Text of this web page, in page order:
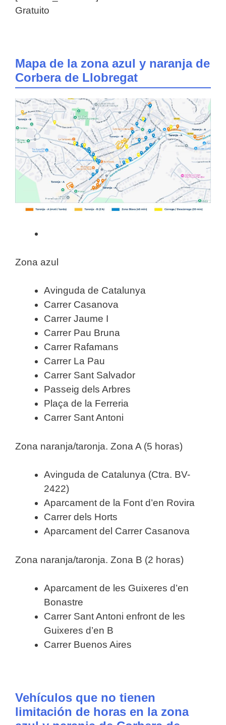
Gratuito
Mapa de la zona azul y naranja de
Corbera de Llobregat
Zona azul
Avinguda de Catalunya
Carrer Casanova
Carrer Jaume I
Carrer Pau Bruna
Carrer Rafamans
Carrer La Pau
Carrer Sant Salvador
Passeig dels Arbres
Plaça de la Ferreria
Carrer Sant Antoni
Zona naranja/taronja. Zona A (5 horas)
Avinguda de Catalunya (Ctra. BV-
2422)
Aparcament de la Font d’en Rovira
Carrer dels Horts
Aparcament del Carrer Casanova
Zona naranja/taronja. Zona B (2 horas)
Aparcament de les Guixeres d’en
Bonastre
Carrer Sant Antoni enfront de les
Guixeres d’en B
Carrer Buenos Aires
Vehículos que no tienen
limitación de horas en la zona